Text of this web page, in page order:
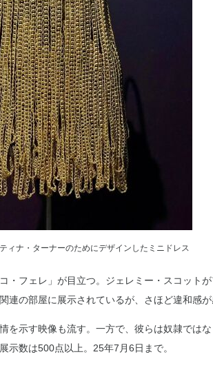
ィナ・ターナーのためにデザインしたミニドレス
フェレ」が目立つ。ジェレミー・スコット
の部屋に展示されているが、さほど違和感が
示す映像も流す。一方で、彼らは奴隷では
示数は500点以上。25年7月6日まで。